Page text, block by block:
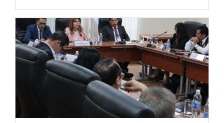
El asesor representante de la congresista Elizabeth
Medina recalcó el compromiso que tiene hacia los
derechos de los alcaldes. Asimismo, recordó que la
parlamentaria viene trabajando desde hace muchos años
atrás a favor de su región.
Despacho de la congresista Elizabeth Medina